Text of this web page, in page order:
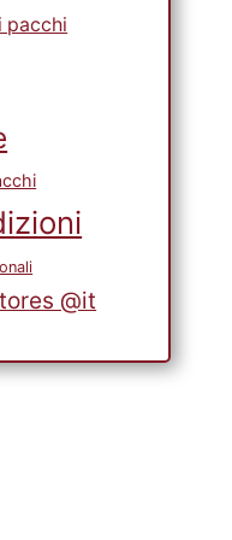
pacchi
@it